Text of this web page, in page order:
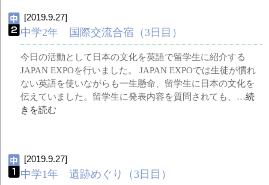
[2019.9.27]
中学2年 国際交流合宿（3日目）
今日の活動として日本の文化を英語で留学生に紹介する
JAPAN EXPOを行いました。 JAPAN EXPOでは生徒が慣れ
ない英語を使いながらも一生懸命、留学生に日本の文化を
伝えていました。留学生に発表内容を質問されても、…続
きを読む
[2019.9.27]
中学1年 遺跡めぐり（3日目）